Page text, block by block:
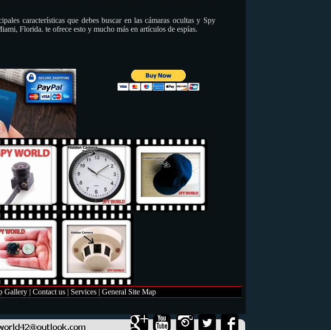
características que debes buscar en las cámaras ocultas y Spy
Florida. te ofrece esto y mucho más en artículos de espías.
Gallery| Contact us| Services| General Site Map